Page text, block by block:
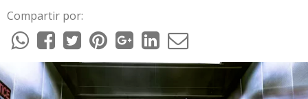
VIDA
SOCIEDAD
CULTURIZANDO.COM
Compartir por: